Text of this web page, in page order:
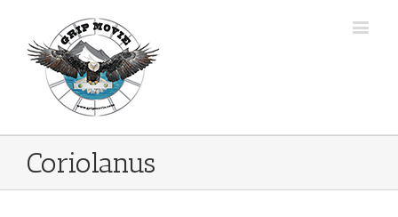
Coriolanus